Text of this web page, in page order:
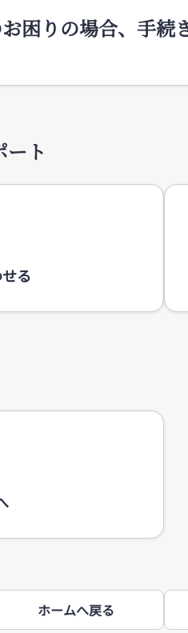
困りの場合、手続
ト
る
ホームへ戻る